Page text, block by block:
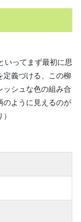
いってまず最初に思
定義づける、この柳
ッシュな色の組み合
のように見えるのが